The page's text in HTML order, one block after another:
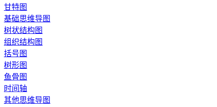
甘特图
基础思维导图
树状结构图
组织结构图
括号图
树形图
鱼骨图
时间轴
其他思维导图